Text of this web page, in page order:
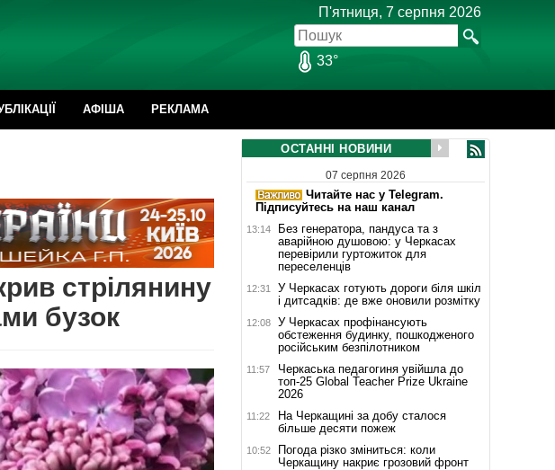
П'ятниця, 7 серпня 2026
33°
АФІША РЕКЛАМА
стрілянину
бузок
ОСТАННІ НОВИНИ
07 серпня 2026
Читайте нас у Telegram.
Підписуйтесь на наш канал
13:14
Без генератора, пандуса та з
аварійною душовою: у Черкасах
перевірили гуртожиток для
переселенців
12:31
У Черкасах готують дороги біля шкіл
і дитсадків: де вже оновили розмітку
12:08
У Черкасах профінансують
обстеження будинку, пошкодженого
російським безпілотником
11:57
Черкаська педагогиня увійшла до
топ-25 Global Teacher Prize Ukraine
2026
11:22
На Черкащині за добу сталося
більше десяти пожеж
10:52
Погода різко зміниться: коли
Черкащину накриє грозовий фронт